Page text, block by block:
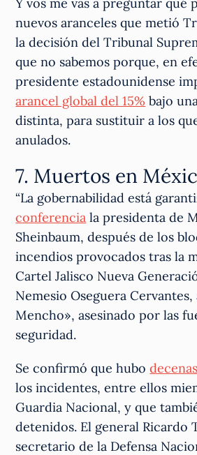
nuevos aranceles que metió
la decisión del Tribunal
que no sabemos porque, en
presidente estadounidense
arancel global del 15% bajo
distinta, para sustituir a los
anulados.
7. Muertos en
“La gobernabilidad está
conferencia la presidenta de
Sheinbaum, después de los
incendios provocados tras la
Cartel Jalisco Nueva
Nemesio Oseguera Cervantes,
Mencho», asesinado por las
seguridad.
Se confirmó que hubo
los incidentes, entre ellos
Guardia Nacional, y que
detenidos. El general Ricardo
secretario de la Defensa